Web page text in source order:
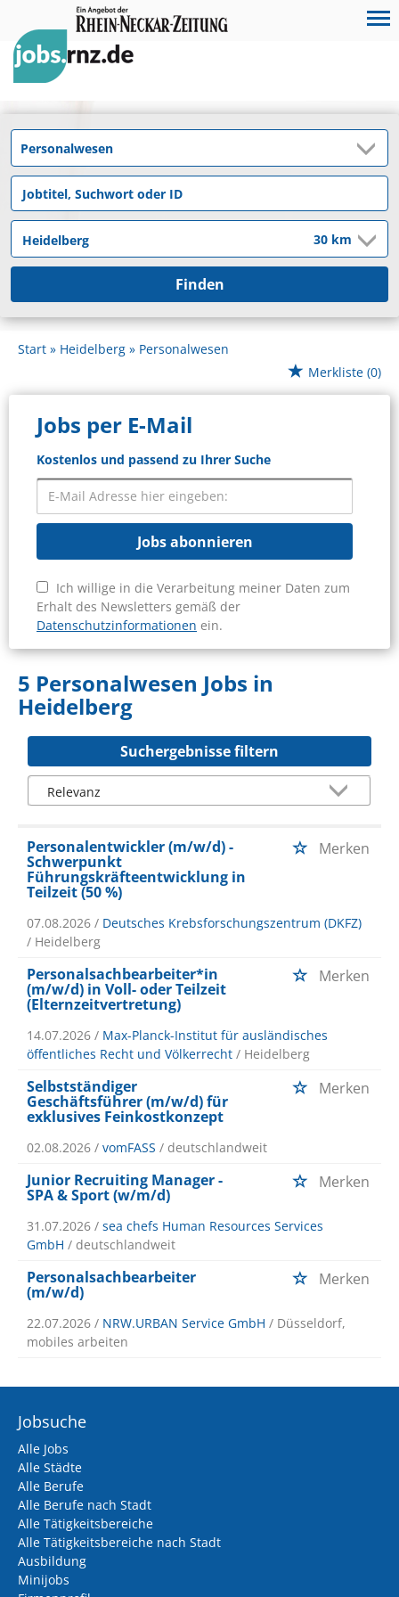
Finden
Start Heidelberg
Personalwesen
Merkliste (0)
Jobs per E-Mail
Kostenlos und passend zu Ihrer Suche
Jobs abonnieren
Ich willige in die Verarbeitung meiner Daten zum
Erhalt des Newsletters gemäß der
Datenschutzinformationen ein.
5 Personalwesen Jobs in
Heidelberg
Suchergebnisse filtern
Personalentwickler (m/w/d) -
Schwerpunkt
Führungskräfteentwicklung in
Teilzeit (50 %)
Merken
07.08.2026 / Deutsches Krebsforschungszentrum (DKFZ)
/ Heidelberg
Personalsachbearbeiter*in
(m/w/d) in Voll- oder Teilzeit
(Elternzeitvertretung)
Merken
14.07.2026 / Max-Planck-Institut für ausländisches
öffentliches Recht und Völkerrecht / Heidelberg
Selbstständiger
Geschäftsführer (m/w/d) für
exklusives Feinkostkonzept
Merken
02.08.2026 / vomFASS / deutschlandweit
Junior Recruiting Manager -
SPA & Sport (w/m/d)
Merken
31.07.2026 / sea chefs Human Resources Services
GmbH / deutschlandweit
Personalsachbearbeiter
(m/w/d)
Merken
22.07.2026 / NRW.URBAN Service GmbH / Düsseldorf,
mobiles arbeiten
Jobsuche
Alle Jobs
Alle Städte
Alle Berufe
Alle Berufe nach Stadt
Alle Tätigkeitsbereiche
Alle Tätigkeitsbereiche nach Stadt
Ausbildung
Minijobs